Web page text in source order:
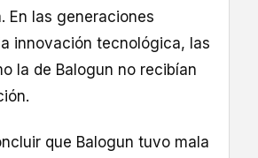
En las generaciones
innovación tecnológica, las
la de Balogun no recibían
que Balogun tuvo mala